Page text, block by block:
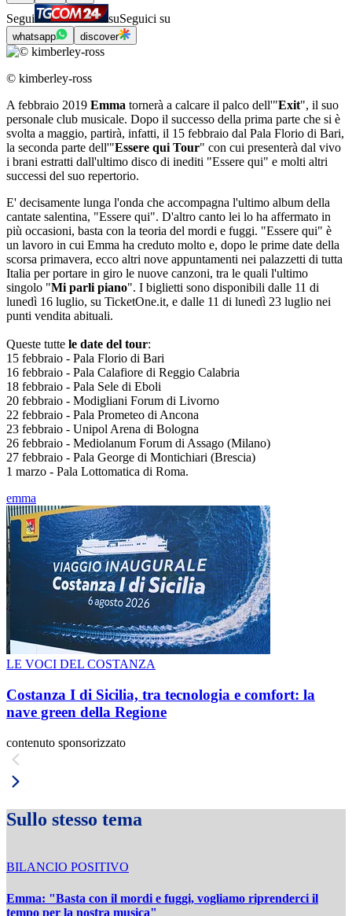
Segui suSeguici su
whatsapp discover
© kimberley-ross
A febbraio 2019 Emma tornerà a calcare il palco dell'"Exit", il suo
personale club musicale. Dopo il successo della prima parte che si è
svolta a maggio, partirà, infatti, il 15 febbraio dal Pala Florio di Bari,
la seconda parte dell'"Essere qui Tour" con cui presenterà dal vivo
i brani estratti dall'ultimo disco di inediti "Essere qui" e molti altri
successi del suo repertorio.
E' decisamente lunga l'onda che accompagna l'ultimo album della
cantate salentina, "Essere qui". D'altro canto lei lo ha affermato in
più occasioni, basta con la teoria del mordi e fuggi. "Essere qui" è
un lavoro in cui Emma ha creduto molto e, dopo le prime date della
scorsa primavera, ecco altri nove appuntamenti nei palazzetti di tutta
Italia per portare in giro le nuove canzoni, tra le quali l'ultimo
singolo "Mi parli piano". I biglietti sono disponibili dalle 11 di
lunedì 16 luglio, su TicketOne.it, e dalle 11 di lunedì 23 luglio nei
punti vendita abituali.
Queste tutte le date del tour:
15 febbraio - Pala Florio di Bari
16 febbraio - Pala Calafiore di Reggio Calabria
18 febbraio - Pala Sele di Eboli
20 febbraio - Modigliani Forum di Livorno
22 febbraio - Pala Prometeo di Ancona
23 febbraio - Unipol Arena di Bologna
26 febbraio - Mediolanum Forum di Assago (Milano)
27 febbraio - Pala George di Montichiari (Brescia)
1 marzo - Pala Lottomatica di Roma.
emma
LE VOCI DEL COSTANZA
Costanza I di Sicilia, tra tecnologia e comfort: la
nave green della Regione
contenuto sponsorizzato
Sullo stesso tema
BILANCIO POSITIVO
Emma: "Basta con il mordi e fuggi, vogliamo riprenderci il
tempo per la nostra musica"